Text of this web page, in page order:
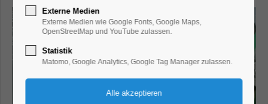
Externe Medien
Externe Medien wie Google Fonts, Google Maps,
OpenStreetMap und YouTube zulassen.
Statistik
Matomo, Google Analytics, Google Tag Manager zulassen.